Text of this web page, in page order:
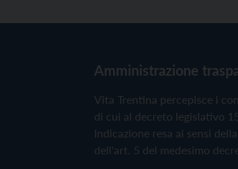
Amministrazione
Vita Trentina percepisce i
di cui al decreto legislativo
Indicazione resa ai sensi
dell'art. 5 del medesimo